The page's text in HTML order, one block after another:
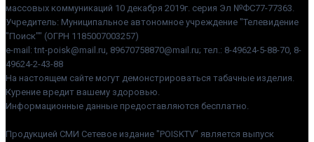
массовых коммуникаций 10 декабря 2019г. серия Эл №ФС77-77363.
Учредитель: Муниципальное автономное учреждение "Телевидение
"Поиск"" (ОГРН 1185007003257)
e-mail: tnt-poisk@mail.ru, 89670758870@mail.ru; тел.: 8-49624-5-88-70, 8-
49624-2-43-88
На настоящем сайте могут демонстрироваться табачные изделия.
Курение вредит вашему здоровью.
Информационные данные предоставляются бесплатно.
Продукцией СМИ Сетевое издание "POISKTV" является выпуск